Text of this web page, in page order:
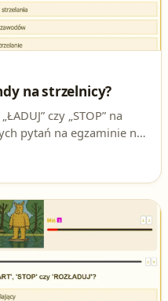
na strzelnicy?
czy „STOP” na
pytań na egzaminie na
ma tylko jedna